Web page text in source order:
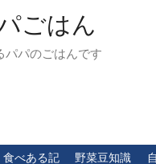
ごはん
パパのごはんです
食べある記 野菜豆知識